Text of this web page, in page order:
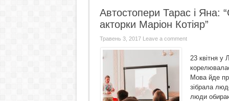
Автостопери Тарас і Яна:
акторки Маріон Котіяр”
Травень 3, 2017 Leave a comment
23 квітня у
Мова йде
зібрала
люди